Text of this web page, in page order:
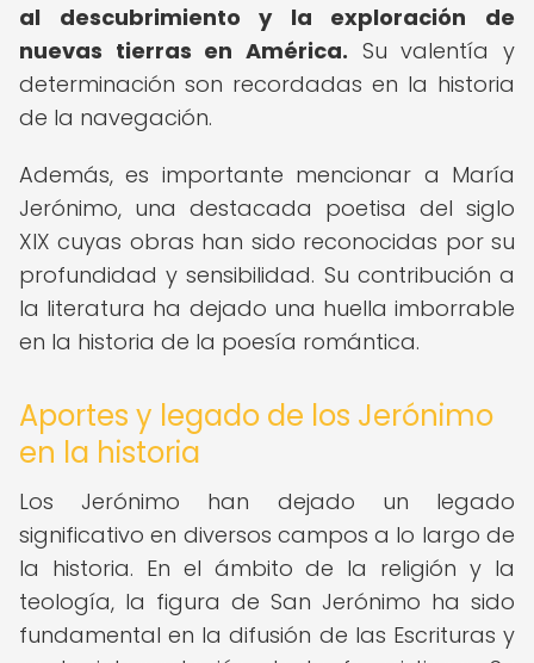
al descubrimiento y la exploración de
nuevas tierras en América. Su valentía y
determinación son recordadas en la historia
de la navegación.
Además, es importante mencionar a María
Jerónimo, una destacada poetisa del siglo
XIX cuyas obras han sido reconocidas por su
profundidad y sensibilidad. Su contribución a
la literatura ha dejado una huella imborrable
en la historia de la poesía romántica.
Aportes y legado de los Jerónimo
en la historia
Los Jerónimo han dejado un legado
significativo en diversos campos a lo largo de
la historia. En el ámbito de la religión y la
teología, la figura de San Jerónimo ha sido
fundamental en la difusión de las Escrituras y